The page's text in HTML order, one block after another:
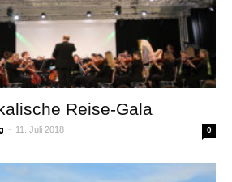
Reise-Gala
- 11. Juli 2018 0